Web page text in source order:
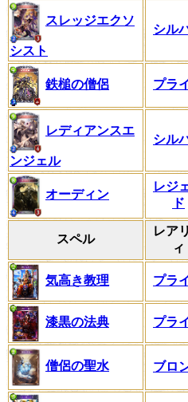
スレッジエクソ
シスト
シル
鉄槌の僧侶 プラ
レディアンスエ
ンジェル
シル
オーディン
レジ
ド
スペル
レア
ィ
気高き教理 プラ
漆黒の法典 プラ
僧侶の聖水 ブロ